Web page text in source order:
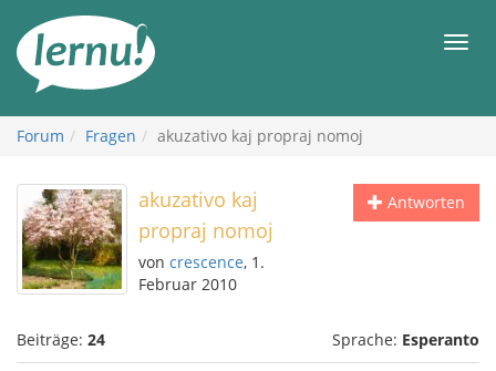
Inhalt
Forum Fragen akuzativo kaj propraj nomoj
Antworten
akuzativo kaj
propraj nomoj
von crescence, 1.
Februar 2010
Beiträge: 24 Sprache: Esperanto